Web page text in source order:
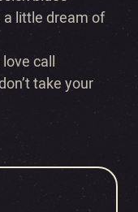
a little dream of
call
take your